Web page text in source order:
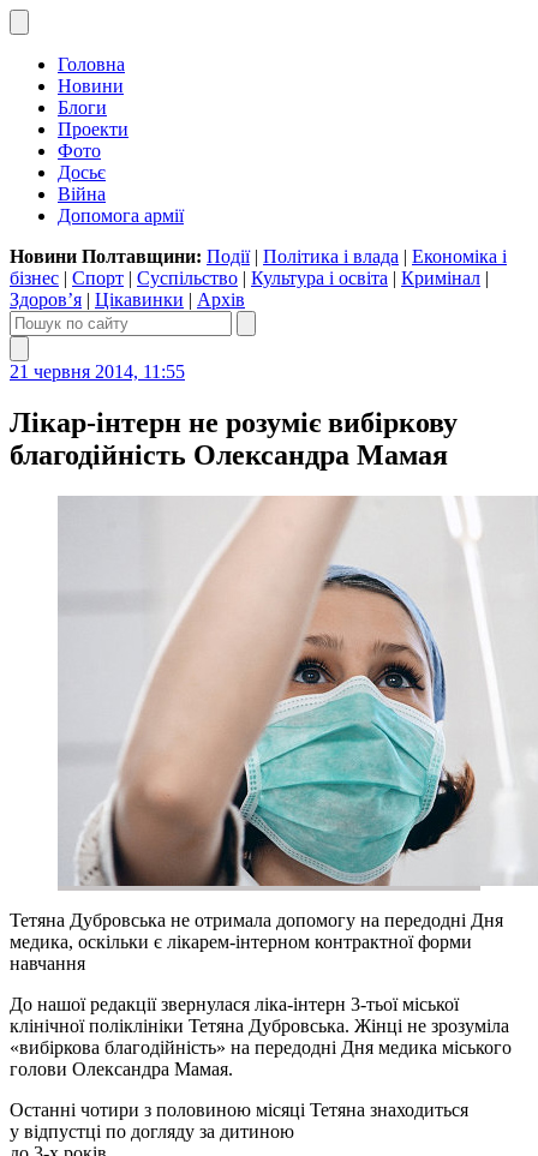
Головна
Новини
Блоги
Проекти
Фото
Досьє
Війна
Допомога армії
Новини Полтавщини: Події| Політика і влада | Економіка і
бізнес | Спорт | Суспільство | Культура і освіта | Кримінал |
Здоров’я | Цікавинки | Архів
21 червня 2014, 11:55
Лікар-інтерн не розуміє вибіркову
благодійність Олександра Мамая
Тетяна Дубровська не отримала допомогу на передодні Дня
медика, оскільки є лікарем-інтерном контрактної форми
навчання
До нашої редакції звернулася ліка-інтерн 3-тьої міської
клінічної поліклініки Тетяна Дубровська. Жінці не зрозуміла
«вибіркова благодійність» на передодні Дня медика міського
голови Олександра Мамая.
Останні чотири з половиною місяці Тетяна знаходиться
у відпустці по догляду за дитиною